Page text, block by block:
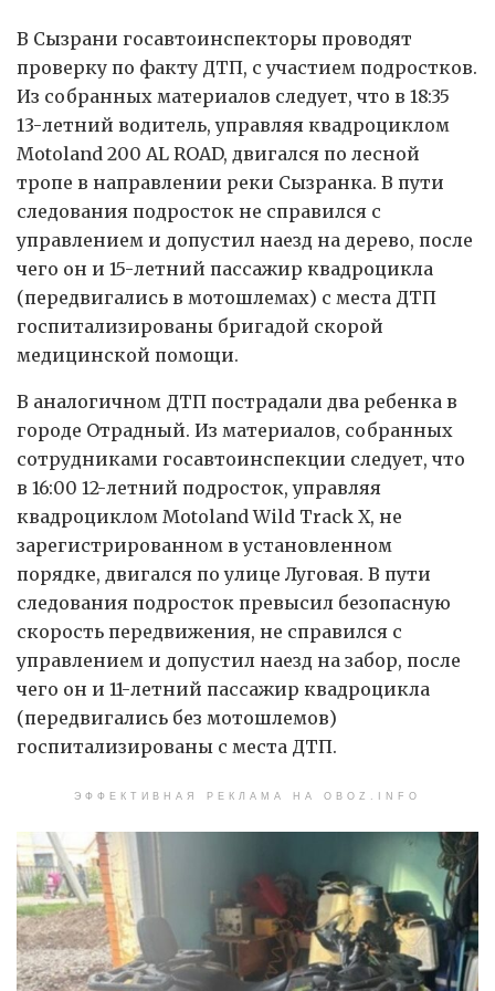
В Сызрани госавтоинспекторы проводят
проверку по факту ДТП, с участием подростков.
Из собранных материалов следует, что в 18:35
13-летний водитель, управляя квадроциклом
Motoland 200 AL ROAD, двигался по лесной
тропе в направлении реки Сызранка. В пути
следования подросток не справился с
управлением и допустил наезд на дерево, после
чего он и 15-летний пассажир квадроцикла
(передвигались в мотошлемах) с места ДТП
госпитализированы бригадой скорой
медицинской помощи.
В аналогичном ДТП пострадали два ребенка в
городе Отрадный. Из материалов, собранных
сотрудниками госавтоинспекции следует, что
в 16:00 12-летний подросток, управляя
квадроциклом Motoland Wild Track X, не
зарегистрированном в установленном
порядке, двигался по улице Луговая. В пути
следования подросток превысил безопасную
скорость передвижения, не справился с
управлением и допустил наезд на забор, после
чего он и 11-летний пассажир квадроцикла
(передвигались без мотошлемов)
госпитализированы с места ДТП.
ЭФФЕКТИВНАЯ РЕКЛАМА НА OBOZ.INFO